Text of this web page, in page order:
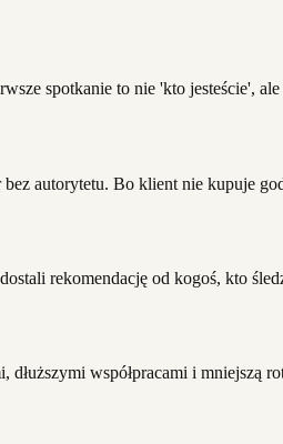
spotkanie to nie 'kto jesteście',
autorytetu. Bo klient nie kupuje
rekomendację od kogoś, kto
współpracami i mniejszą